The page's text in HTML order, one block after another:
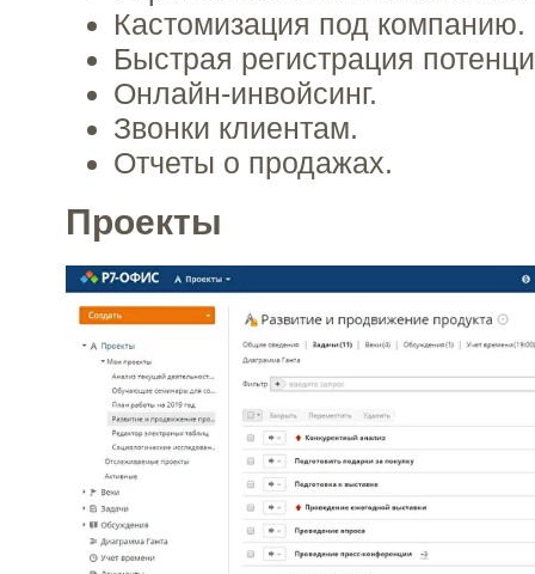
Кастомизация под компанию.
Быстрая регистрация
Онлайн-инвойсинг.
Звонки клиентам.
Отчеты о продажах.
Проекты